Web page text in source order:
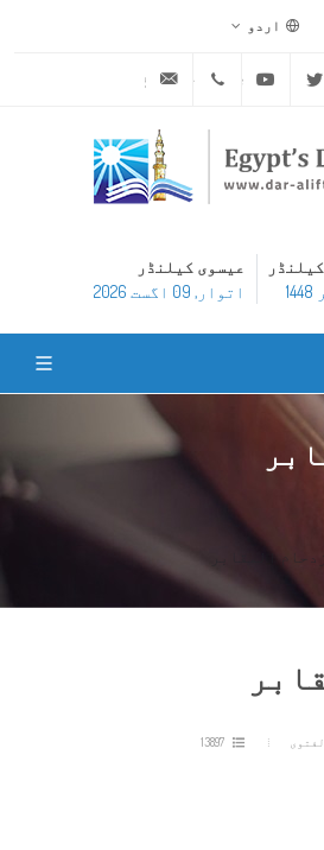
اردو
Twitter
Youtube
عیسوی کیلنڈر
اتوار, 09 اگست 2026
المقابر